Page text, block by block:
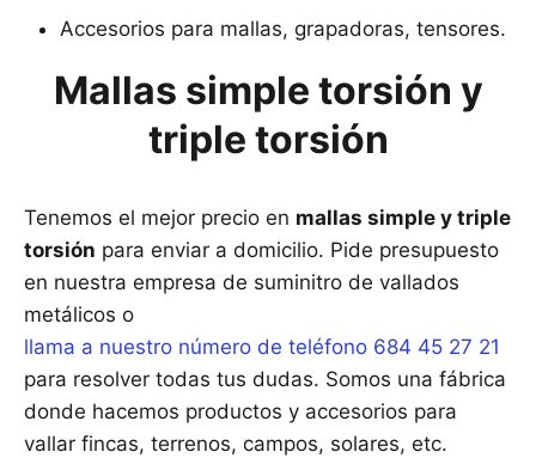
Accesorios para mallas, grapadoras, tensores.
Mallas simple torsión y
triple torsión
Tenemos el mejor precio en mallas simple y triple
torsión para enviar a domicilio. Pide presupuesto
en nuestra empresa de suminitro de vallados
metálicos o
llama a nuestro número de teléfono 684 45 27 21
para resolver todas tus dudas. Somos una fábrica
donde hacemos productos y accesorios para
vallar fincas, terrenos, campos, solares, etc.